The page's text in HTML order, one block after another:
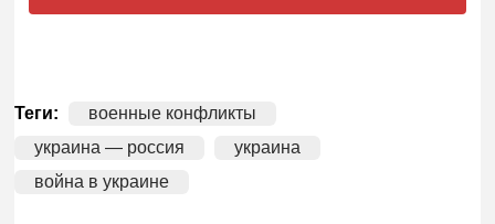
Теги:
военные конфликты
украина — россия
украина
война в украине